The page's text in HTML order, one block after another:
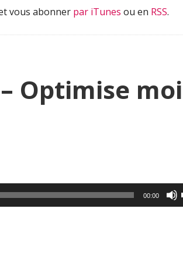
vous abonner par iTunes ou en RSS.
Optimise moi
00:00